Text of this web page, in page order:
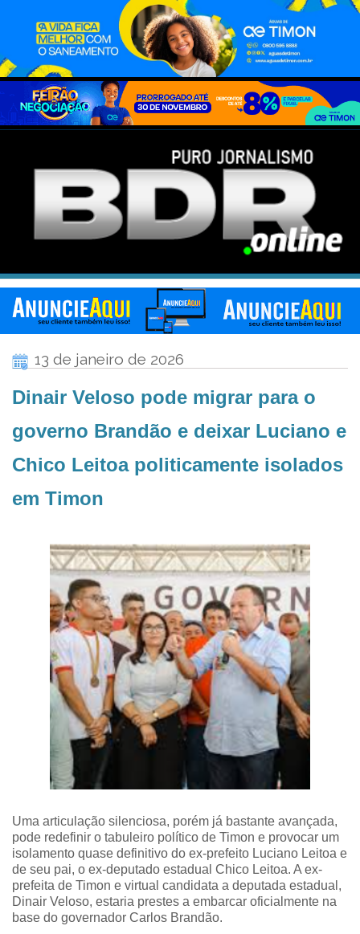
13 de janeiro de 2026
Dinair Veloso pode migrar para o
governo Brandão e deixar Luciano e
Chico Leitoa politicamente isolados
em Timon
Uma articulação silenciosa, porém já bastante avançada,
pode redefinir o tabuleiro político de Timon e provocar um
isolamento quase definitivo do ex-prefeito Luciano Leitoa e
de seu pai, o ex-deputado estadual Chico Leitoa. A ex-
prefeita de Timon e virtual candidata a deputada estadual,
Dinair Veloso, estaria prestes a embarcar oficialmente na
base do governador Carlos Brandão.